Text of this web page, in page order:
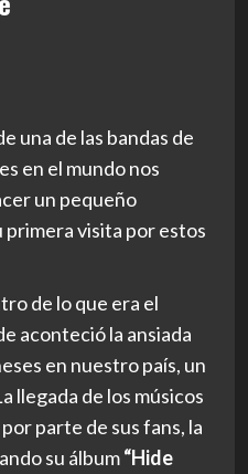
una de las bandas de
en el mundo nos
un pequeño
primera visita por estos
de lo que era el
aconteció la ansiada
en nuestro país, un
llegada de los músicos
parte de sus fans, la
su álbum“Hide